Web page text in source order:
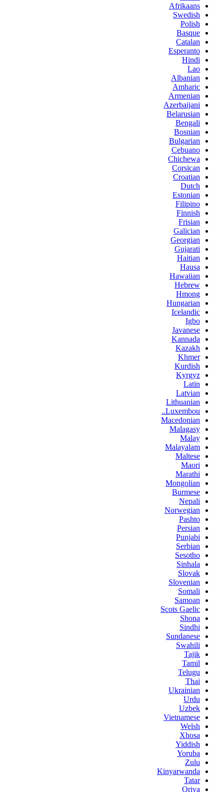
Afrikaans
Swedish
Polish
Basque
Catalan
Esperanto
Hindi
Lao
Albanian
Amharic
Armenian
Azerbaijani
Belarusian
Bengali
Bosnian
Bulgarian
Cebuano
Chichewa
Corsican
Croatian
Dutch
Estonian
Filipino
Finnish
Frisian
Galician
Georgian
Gujarati
Haitian
Hausa
Hawaiian
Hebrew
Hmong
Hungarian
Icelandic
Igbo
Javanese
Kannada
Kazakh
Khmer
Kurdish
Kyrgyz
Latin
Latvian
Lithuanian
Luxembou..
Macedonian
Malagasy
Malay
Malayalam
Maltese
Maori
Marathi
Mongolian
Burmese
Nepali
Norwegian
Pashto
Persian
Punjabi
Serbian
Sesotho
Sinhala
Slovak
Slovenian
Somali
Samoan
Scots Gaelic
Shona
Sindhi
Sundanese
Swahili
Tajik
Tamil
Telugu
Thai
Ukrainian
Urdu
Uzbek
Vietnamese
Welsh
Xhosa
Yiddish
Yoruba
Zulu
Kinyarwanda
Tatar
Oriya